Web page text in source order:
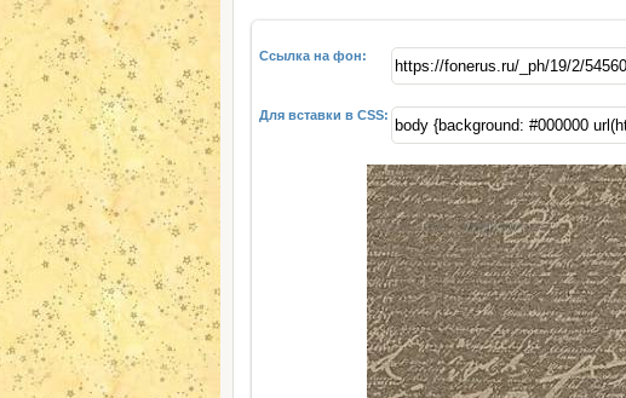
Ссылка на фон:
Для вставки в CSS: